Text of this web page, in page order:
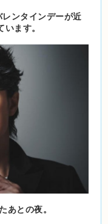
ンタインデーが近
ます。
あとの夜。